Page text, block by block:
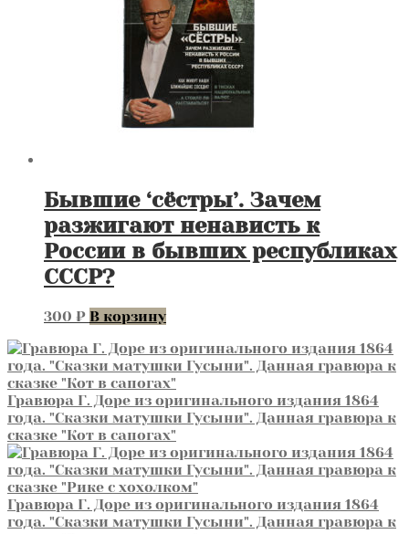
Бывшие ‘сёстры’. Зачем
разжигают ненависть к
России в бывших республиках
СССР?
300 ₽ В корзину
Гравюра Г. Доре из оригинального издания 1864
года. "Сказки матушки Гусыни". Данная гравюра к
сказке "Кот в сапогах"
Гравюра Г. Доре из оригинального издания 1864
года. "Сказки матушки Гусыни". Данная гравюра к